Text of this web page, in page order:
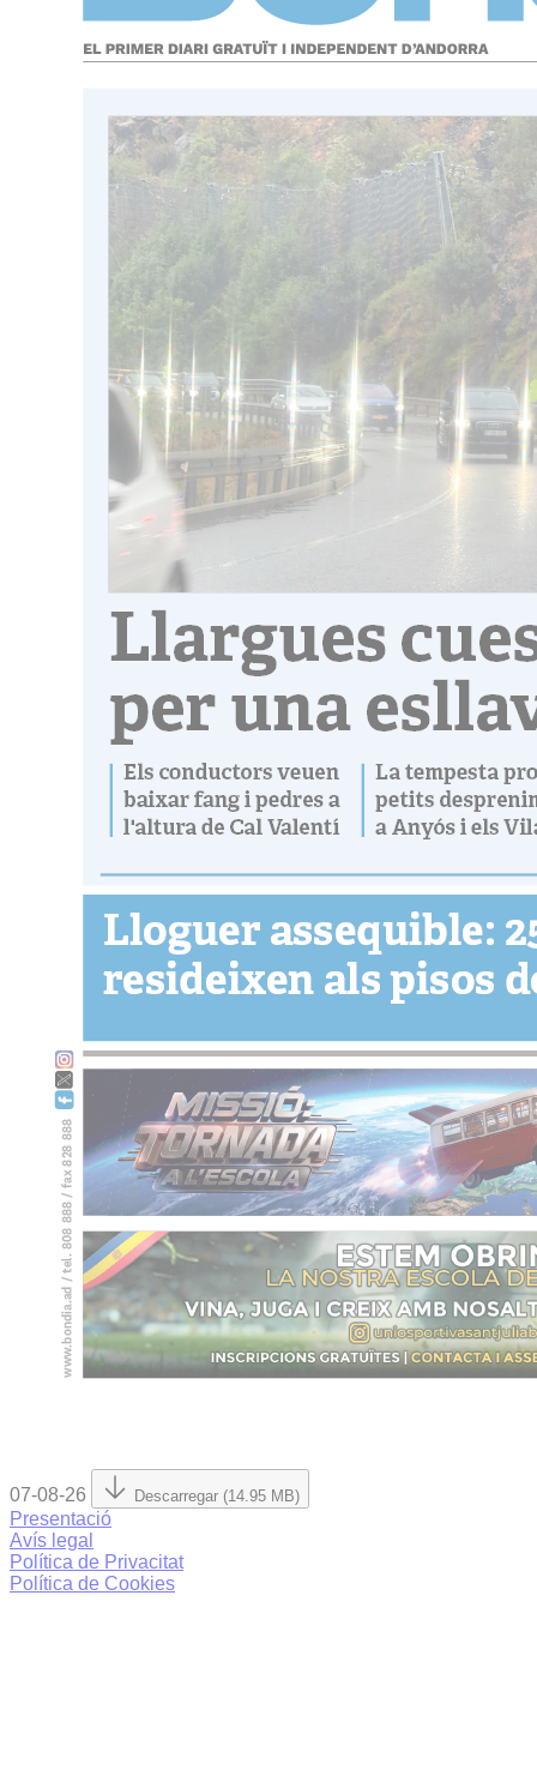
07-08-26 Descarregar (14.95 MB)
Presentació
Avís legal
Política de Privacitat
Política de Cookies